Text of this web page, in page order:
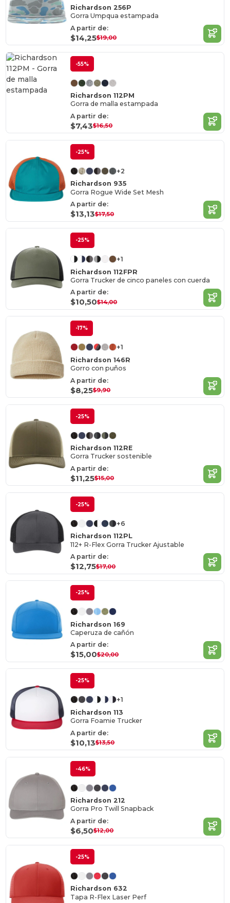
Richardson 256P
Gorra Umpqua estampada
A partir de:
$14,25$19,00
-55%
Richardson 112PM
Gorra de malla estampada
A partir de:
$7,43$16,50
-25%
+2
Richardson 935
Gorra Rogue Wide Set Mesh
A partir de:
$13,13$17,50
-25%
+1
Richardson 112FPR
Gorra Trucker de cinco paneles con cuerda
A partir de:
$10,50$14,00
-17%
+1
Richardson 146R
Gorro con puños
A partir de:
$8,25$9,90
-25%
Richardson 112RE
Gorra Trucker sostenible
A partir de:
$11,25$15,00
-25%
+6
Richardson 112PL
112+ R-Flex Gorra Trucker Ajustable
A partir de:
$12,75$17,00
-25%
Richardson 169
Caperuza de cañón
A partir de:
$15,00$20,00
-25%
+1
Richardson 113
Gorra Foamie Trucker
A partir de:
$10,13$13,50
-46%
Richardson 212
Gorra Pro Twill Snapback
A partir de:
$6,50$12,00
-25%
Richardson 632
Tapa R-Flex Laser Perf